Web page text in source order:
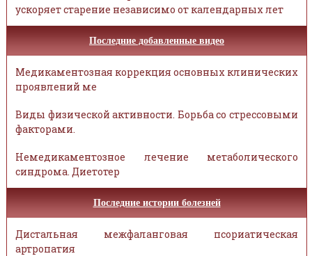
ускоряет старение независимо от календарных лет
Последние добавленные видео
Медикаментозная коррекция основных клинических
проявлений ме
Виды физической активности. Борьба со стрессовыми
факторами.
Немедикаментозное лечение метаболического
синдрома. Диетотер
Последние истории болезней
Дистальная межфаланговая псориатическая
артропатия